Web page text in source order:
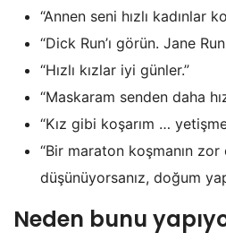
“Annen seni hızlı kadınlar
“Dick Run’ı görün. Jane
“Hızlı kızlar iyi günler.”
“Maskaram senden daha
“Kız gibi koşarım …
“Bir maraton koşmanın zor
düşünüyorsanız, doğum
Neden bunu